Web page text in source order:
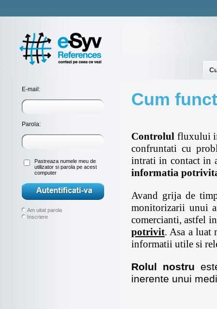
Cum
Controlul fluxului
confruntati cu
intrati in contact in
informatia
Avand grija de
monitorizarii unui
comercianti, astfel
potrivit. Asa a luat
informatii utile si
Rolul nostru
inerente unui
E-mail:
Parola:
Pastreaza numele meu de
utilizator si parola pe acest
computer
Am uitat parola
Inscriere